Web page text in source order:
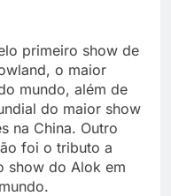
primeiro show de
o maior
mundo, além de
do maior show
na China. Outro
foi o tributo a
show do Alok em